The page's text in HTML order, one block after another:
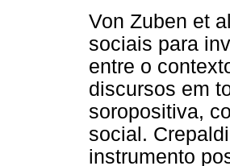
Von Zuben et
sociais para
entre o
discursos em
soropositiva,
social.
instrumento